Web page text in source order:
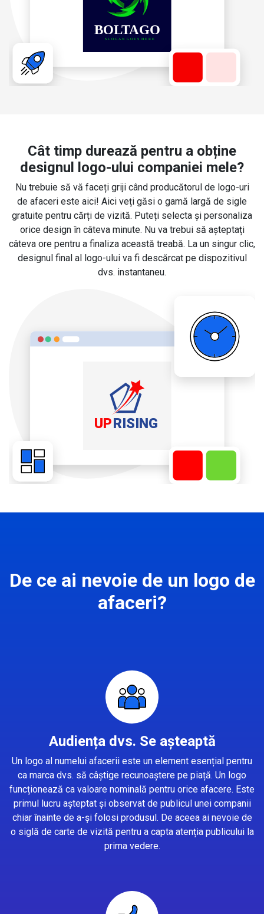
Cât timp durează pentru a obține
designul logo-ului companiei mele?
Nu trebuie să vă faceți griji când producătorul de logo-uri
de afaceri este aici! Aici veți găsi o gamă largă de sigle
gratuite pentru cărți de vizită. Puteți selecta și personaliza
orice design în câteva minute. Nu va trebui să așteptați
câteva ore pentru a finaliza această treabă. La un singur clic,
designul final al logo-ului va fi descărcat pe dispozitivul
dvs. instantaneu.
De ce ai nevoie de un logo de
afaceri?
Audiența dvs. Se așteaptă
Un logo al numelui afacerii este un element esențial pentru
ca marca dvs. să câștige recunoaștere pe piață. Un logo
funcționează ca valoare nominală pentru orice afacere. Este
primul lucru așteptat și observat de publicul unei companii
chiar înainte de a-și folosi produsul. De aceea ai nevoie de
o siglă de carte de vizită pentru a capta atenția publicului la
prima vedere.